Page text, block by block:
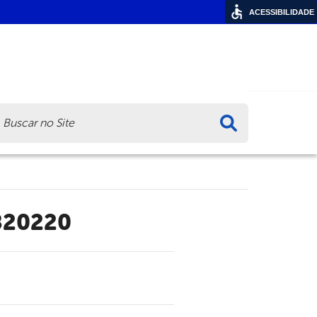
ACESSIBILIDADE